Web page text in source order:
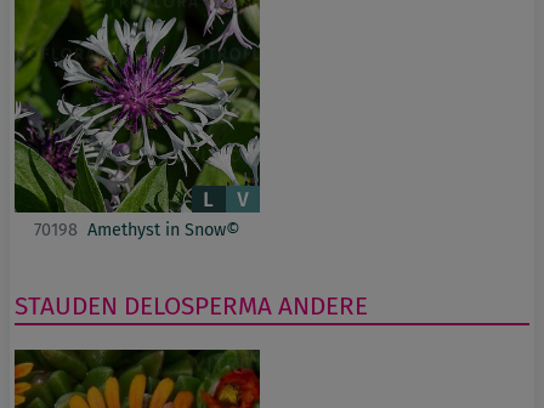
70198 Amethyst in Snow©
STAUDEN DELOSPERMA ANDERE